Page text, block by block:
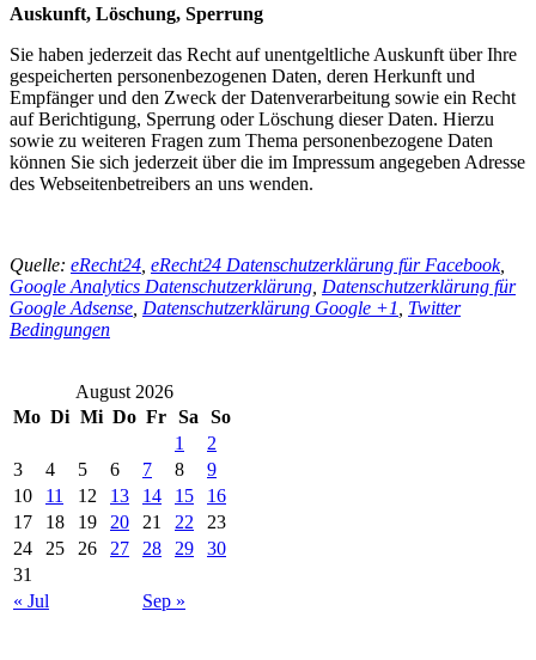
Auskunft, Löschung, Sperrung
Sie haben jederzeit das Recht auf unentgeltliche Auskunft über Ihre
gespeicherten personenbezogenen Daten, deren Herkunft und
Empfänger und den Zweck der Datenverarbeitung sowie ein Recht
auf Berichtigung, Sperrung oder Löschung dieser Daten. Hierzu
sowie zu weiteren Fragen zum Thema personenbezogene Daten
können Sie sich jederzeit über die im Impressum angegeben Adresse
des Webseitenbetreibers an uns wenden.
Quelle: eRecht24 eRecht24 Datenschutzerklärung für Facebook,
Google Analytics Datenschutzerklärung Datenschutzerklärung für
Google Adsense Datenschutzerklärung Google +1
Twitter
Bedingungen
August 2026
Mo Di Mi Do Fr Sa So
« Jul Sep »
1
2
3
4 5 6 7 8
9
10
11 12 13 14 15
16
17
18 19 20 21 22
23
24
25 26 27 28 29
30
31